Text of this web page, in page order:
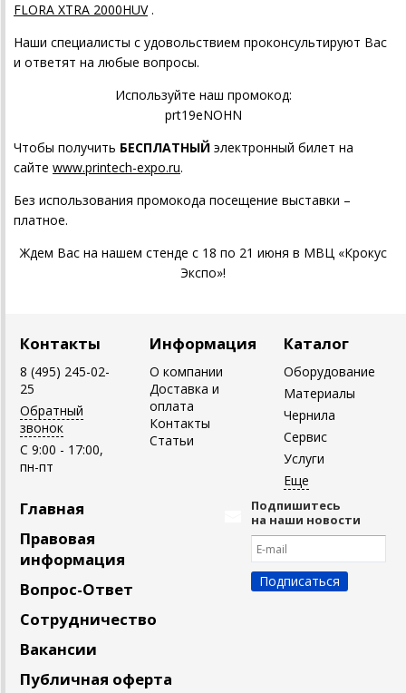
FLORA XTRA 2000HUV.
Наши специалисты с удовольствием проконсультируют Вас
и ответят на любые вопросы.
Используйте наш промокод:
prt19eNOHN
Чтобы получить БЕСПЛАТНЫЙ электронный билет на
сайте www.printech-expo.ru.
Без использования промокода посещение выставки –
платное.
Ждем Вас на нашем стенде с 18 по 21 июня в МВЦ «Крокус
Экспо»!
Контакты
8 (495) 245-02-
25
Обратный
звонок
C 9:00 - 17:00,
пн-пт
Информация
О компании
Доставка и
оплата
Контакты
Статьи
Каталог
Оборудование
Материалы
Чернила
Сервис
Услуги
Главная
Правовая
информация
Вопрос-Ответ
Сотрудничество
Вакансии
Публичная оферта
Подпишитесь
на наши новости